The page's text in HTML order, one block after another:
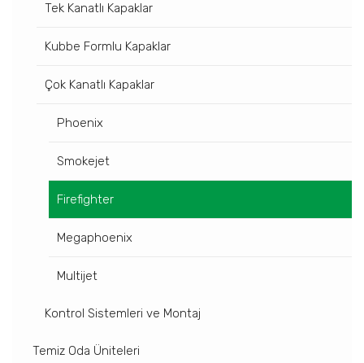
Tek Kanatlı Kapaklar
Kubbe Formlu Kapaklar
Çok Kanatlı Kapaklar
Phoenix
Smokejet
Firefighter
Megaphoenix
Multijet
Kontrol Sistemleri ve Montaj
Temiz Oda Üniteleri